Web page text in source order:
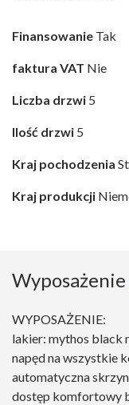
Finansowanie Tak
faktura VAT Nie
Liczba drzwi 5
Ilość drzwi 5
Kraj pochodzenia
Kraj produkcji
Wyposażenie
WYPOSAŻENIE:
lakier: mythos black
napęd na wszystkie
automatyczna
dostęp komfortowy